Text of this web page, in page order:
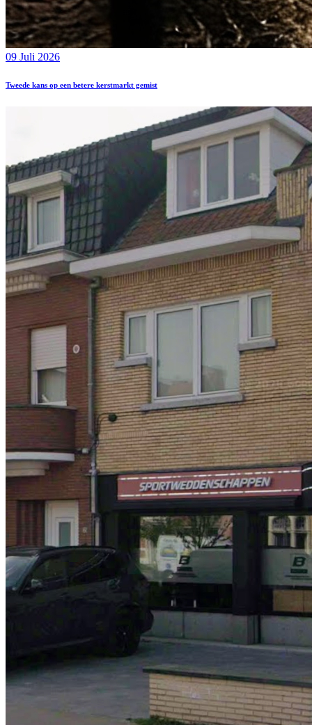
09 Juli 2026
Tweede kans op een betere kerstmarkt gemist